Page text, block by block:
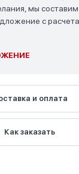
мы составим
с
и оплата
Как заказать